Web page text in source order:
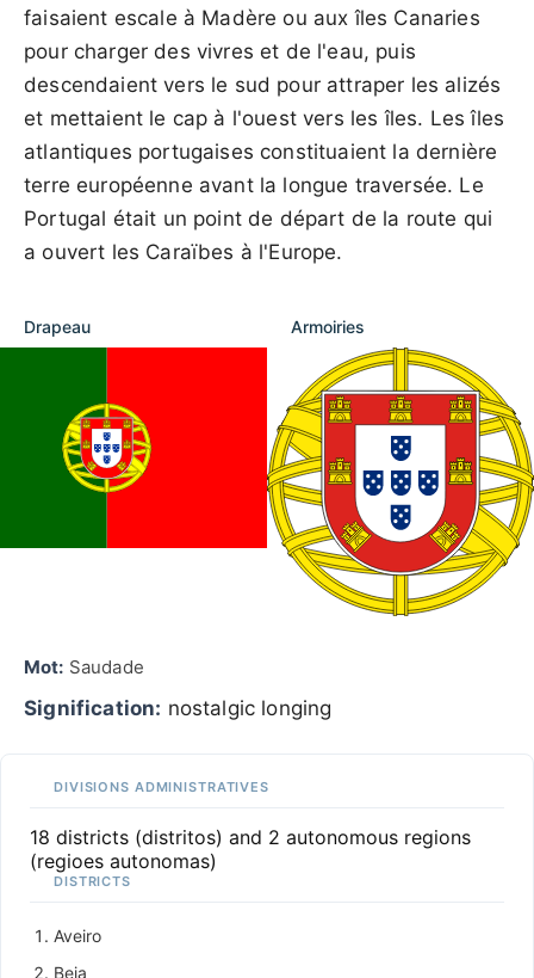
faisaient escale à Madère ou aux îles Canaries
pour charger des vivres et de l'eau, puis
descendaient vers le sud pour attraper les alizés
et mettaient le cap à l'ouest vers les îles. Les îles
atlantiques portugaises constituaient la dernière
terre européenne avant la longue traversée. Le
Portugal était un point de départ de la route qui
a ouvert les Caraïbes à l'Europe.
Drapeau Armoiries
Mot: Saudade
Signification: nostalgic longing
DIVISIONS ADMINISTRATIVES
18 districts (distritos) and 2 autonomous regions
(regioes autonomas)
DISTRICTS
Aveiro
Beja